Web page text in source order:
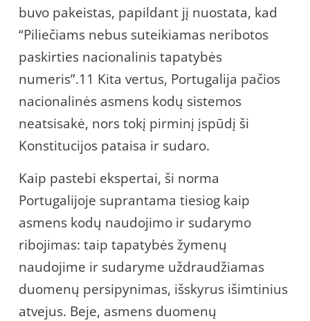
buvo pakeistas, papildant jį nuostata, kad
“Piliečiams nebus suteikiamas neribotos
paskirties nacionalinis tapatybės
numeris”.11 Kita vertus, Portugalija pačios
nacionalinės asmens kodų sistemos
neatsisakė, nors tokį pirminį įspūdį ši
Konstitucijos pataisa ir sudaro.
Kaip pastebi ekspertai, ši norma
Portugalijoje suprantama tiesiog kaip
asmens kodų naudojimo ir sudarymo
ribojimas: taip tapatybės žymenų
naudojime ir sudaryme uždraudžiamas
duomenų persipynimas, išskyrus išimtinius
atvejus. Beje, asmens duomenų